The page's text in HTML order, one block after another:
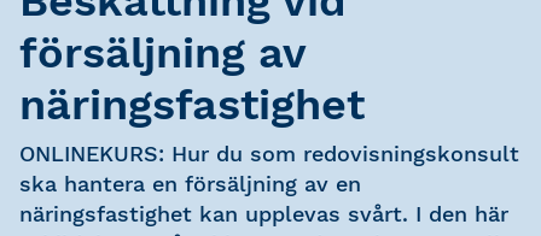
försäljning av
näringsfastighet
ONLINEKURS: Hur du som redovisningskonsult
ska hantera en försäljning av en
näringsfastighet kan upplevas svårt. I den här